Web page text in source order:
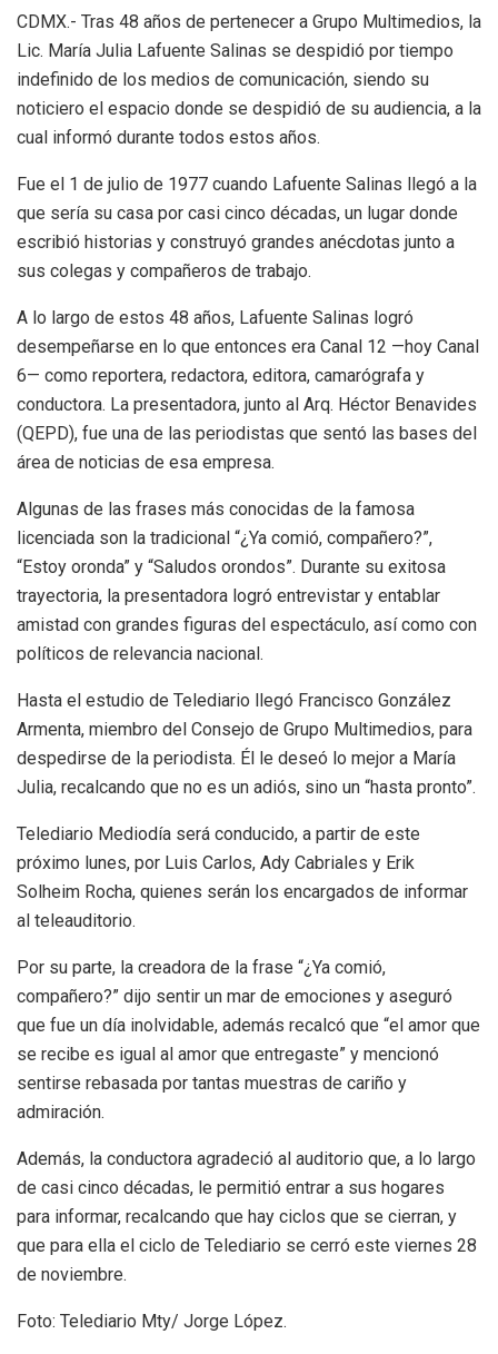
CDMX.- Tras 48 años de pertenecer a Grupo Multimedios, la
Lic. María Julia Lafuente Salinas se despidió por tiempo
indefinido de los medios de comunicación, siendo su
noticiero el espacio donde se despidió de su audiencia, a la
cual informó durante todos estos años.
Fue el 1 de julio de 1977 cuando Lafuente Salinas llegó a la
que sería su casa por casi cinco décadas, un lugar donde
escribió historias y construyó grandes anécdotas junto a
sus colegas y compañeros de trabajo.
A lo largo de estos 48 años, Lafuente Salinas logró
desempeñarse en lo que entonces era Canal 12 —hoy Canal
6— como reportera, redactora, editora, camarógrafa y
conductora. La presentadora, junto al Arq. Héctor Benavides
(QEPD), fue una de las periodistas que sentó las bases del
área de noticias de esa empresa.
Algunas de las frases más conocidas de la famosa
licenciada son la tradicional “¿Ya comió, compañero?”,
“Estoy oronda” y “Saludos orondos”. Durante su exitosa
trayectoria, la presentadora logró entrevistar y entablar
amistad con grandes figuras del espectáculo, así como con
políticos de relevancia nacional.
Hasta el estudio de Telediario llegó Francisco González
Armenta, miembro del Consejo de Grupo Multimedios, para
despedirse de la periodista. Él le deseó lo mejor a María
Julia, recalcando que no es un adiós, sino un “hasta pronto”.
Telediario Mediodía será conducido, a partir de este
próximo lunes, por Luis Carlos, Ady Cabriales y Erik
Solheim Rocha, quienes serán los encargados de informar
al teleauditorio.
Por su parte, la creadora de la frase “¿Ya comió,
compañero?” dijo sentir un mar de emociones y aseguró
que fue un día inolvidable, además recalcó que “el amor que
se recibe es igual al amor que entregaste” y mencionó
sentirse rebasada por tantas muestras de cariño y
admiración.
Además, la conductora agradeció al auditorio que, a lo largo
de casi cinco décadas, le permitió entrar a sus hogares
para informar, recalcando que hay ciclos que se cierran, y
que para ella el ciclo de Telediario se cerró este viernes 28
de noviembre.
Foto: Telediario Mty/ Jorge López.